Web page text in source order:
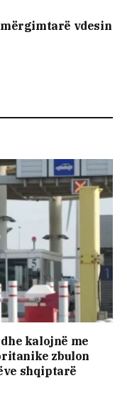
vdesin
kalojnë me
zbulon
shqiptarë